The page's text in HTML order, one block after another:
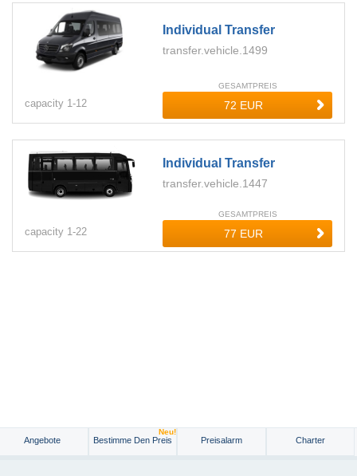
Individual Transfer
transfer.vehicle.1499
capacity 1-12
GESAMTPREIS
Individual Transfer
transfer.vehicle.1447
capacity 1-22
GESAMTPREIS
Angebote Bestimme Den Preis
Neu!
Preisalarm Charter